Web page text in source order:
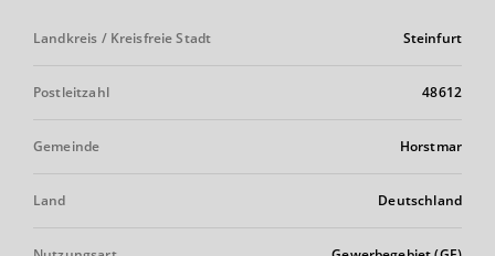
Landkreis / Kreisfreie Stadt Steinfurt
Postleitzahl 48612
Gemeinde Horstmar
Land Deutschland